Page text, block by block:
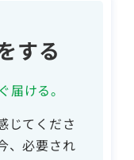
する
届ける。
じてくださ
、必要され